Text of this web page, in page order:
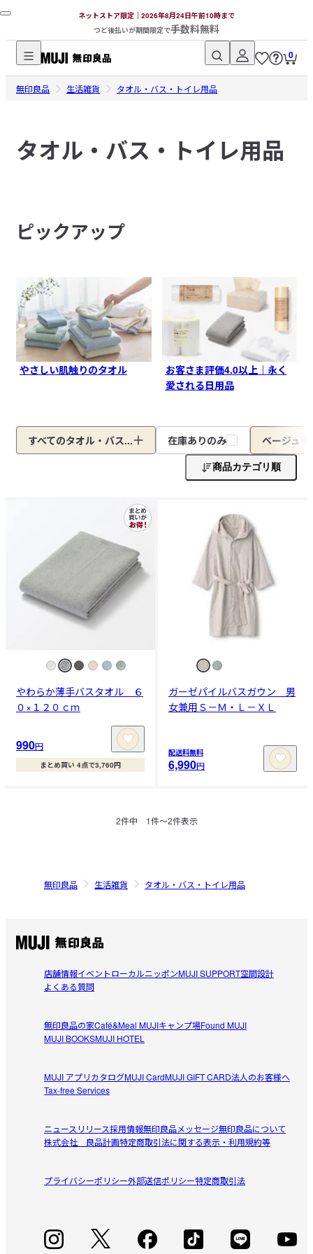
ネットストア限定｜2026年8月24日午前10時まで
つど後払いが期間限定で手数料無料
無
印
ネ
ッ
ア
0
無印良品 生活雑貨 タオル・バス・トイレ用品
タオル・バス・トイレ用品
ピックアップ
やさしい肌触りのタオル
お客さま評価4.0以上｜永く
愛される日用品
すべてのタオル・バス... 在庫ありのみ ベージュ
商品カテゴリ順
やわらか薄手バスタオル ６
０×１２０ｃｍ
990円
まとめ買い 4点で3,760円
ガーゼパイルバスガウン 男
女兼用Ｓ－Ｍ・Ｌ－ＸＬ
配送料無料
6,990円
2件中 1件〜2件表示
無印良品 生活雑貨 タオル・バス・トイレ用品
店舗情報イベントローカルニッポンMUJI SUPPORT空間設計
よくある質問
無印良品の家Café&Meal MUJIキャンプ場Found MUJI
MUJI BOOKSMUJI HOTEL
MUJI アプリカタログMUJI CardMUJI GIFT CARD法人のお客様へ
Tax-free Services
ニュースリリース採用情報無印良品メッセージ無印良品について
株式会社 良品計画特定商取引法に関する表示・利用規約等
プライバシーポリシー外部送信ポリシー特定商取引法